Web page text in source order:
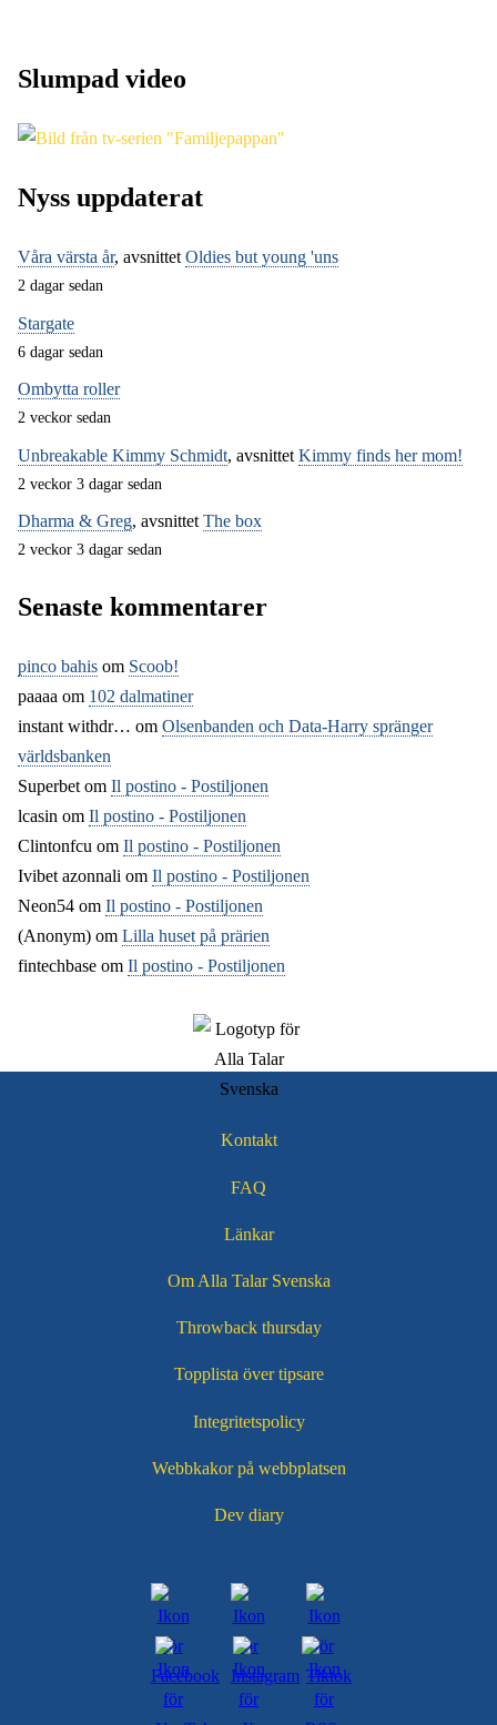
Slumpad video
Nyss uppdaterat
Våra värsta år, avsnittet Oldies but young 'uns
2 dagar sedan
Stargate
6 dagar sedan
Ombytta roller
2 veckor sedan
Unbreakable Kimmy Schmidt, avsnittet Kimmy finds her mom!
2 veckor 3 dagar sedan
Dharma & Greg, avsnittetThe box
2 veckor 3 dagar sedan
Senaste kommentarer
pinco bahis om Scoob!
paaaa om 102 dalmatiner
instant withdr… om Olsenbanden och Data-Harry spränger
världsbanken
Superbet om Il postino - Postiljonen
lcasin om Il postino - Postiljonen
Clintonfcu om Il postino - Postiljonen
Ivibet azonnali om Il postino - Postiljonen
Neon54 om Il postino - Postiljonen
(Anonym) om Lilla huset på prärien
fintechbase om Il postino - Postiljonen
Kontakt
FAQ
Länkar
Om Alla Talar Svenska
Throwback thursday
Topplista över tipsare
Integritetspolicy
Webbkakor på webbplatsen
Dev diary